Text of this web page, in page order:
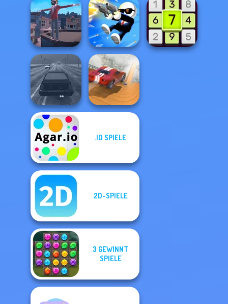
Moon Clash
Heroes
Winter Clash 3D Papa's Freezeria
Backflip Maniac Shot Trigger
Highway Traffic
City Driver:
.IO SPIELE
2D-SPIELE
3 GEWINNT
SPIELE